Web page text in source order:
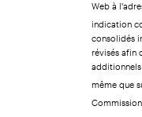
indication
consolidés
révisés afin
même que